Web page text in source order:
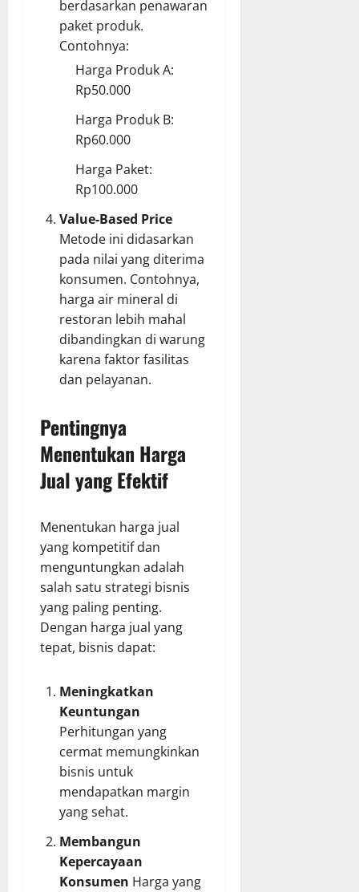
berdasarkan penawaran
paket produk.
Contohnya:
Harga Produk A:
Rp50.000
Harga Produk B:
Rp60.000
Harga Paket:
Rp100.000
Value-Based Price
Metode ini didasarkan
pada nilai yang diterima
konsumen. Contohnya,
harga air mineral di
restoran lebih mahal
dibandingkan di warung
karena faktor fasilitas
dan pelayanan.
Pentingnya
Menentukan Harga
Jual yang Efektif
Menentukan harga jual
yang kompetitif dan
menguntungkan adalah
salah satu strategi bisnis
yang paling penting.
Dengan harga jual yang
tepat, bisnis dapat:
Meningkatkan
Keuntungan
Perhitungan yang
cermat memungkinkan
bisnis untuk
mendapatkan margin
yang sehat.
Membangun
Kepercayaan
Konsumen Harga yang